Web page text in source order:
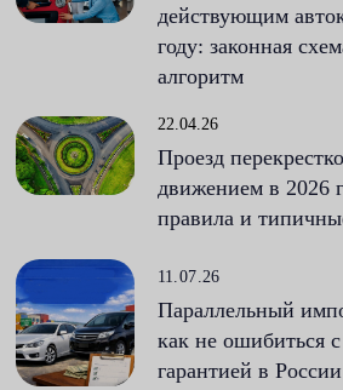
действующим
году: законная
алгоритм
22.04.26
Проезд
движением в 2026
правила и
Параллельный
как не ошибиться
гарантией в России
11.07.26